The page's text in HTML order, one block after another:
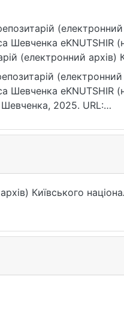
(електронний
Шевченка еKNUTSHIR
(електронний архів)
(нова редакція).
ir.library.knu.ua/
(електронний
Шевченка еKNUTSHIR
Шевченка, 2025. URL:
Київського